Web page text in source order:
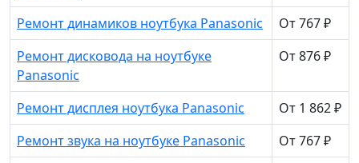
Ремонт динамиков ноутбука Panasonic
От 767 ₽
Ремонт дисковода на ноутбуке
Panasonic
От 876 ₽
Ремонт дисплея ноутбука Panasonic
От 1 862 ₽
Ремонт звука на ноутбуке Panasonic
От 767 ₽